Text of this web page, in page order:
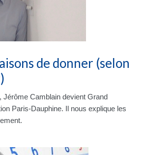
de donner (selon
Jérôme Camblain devient Grand
Paris-Dauphine. Il nous explique les